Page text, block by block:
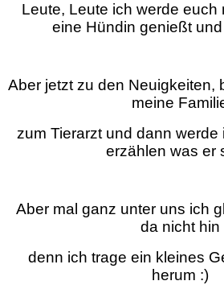
Leute, Leute ich werde euch
eine Hündin genießt
Aber jetzt zu den Neuigkeiten,
meine
zum Tierarzt und dann werde
erzählen was er
Aber mal ganz unter uns ich
da nicht hin
denn ich trage ein kleines
herum :)